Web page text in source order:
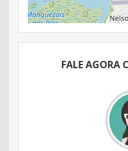
FALE AGORA